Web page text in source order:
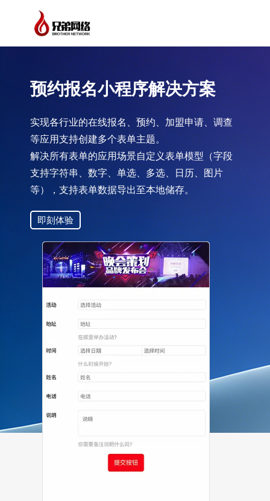
预约报名小程序解决方案
实现各行业的在线报名、预约、加盟申请、调查
等应用支持创建多个表单主题。
解决所有表单的应用场景自定义表单模型（字段
支持字符串、数字、单选、多选、日历、图片
等），支持表单数据导出至本地储存。
即刻体验